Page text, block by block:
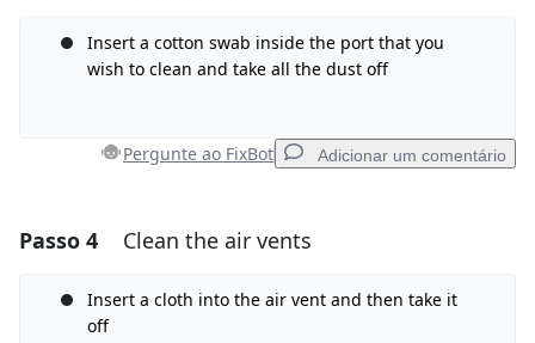
Comentar
Cancelar Postar comentário
Insert a cotton swab inside the port that you
wish to clean and take all the dust off
Pergunte ao FixBot Adicionar um comentário
Adicionar um comentário
Comentar
Passo 4 Clean the air vents
Insert a cloth into the air vent and then take it
off